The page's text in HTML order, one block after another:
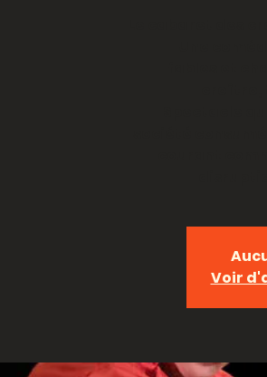
Voir